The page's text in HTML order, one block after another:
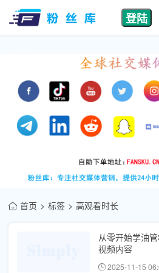
登陆
首页 标签 高观看时长
从零开始学油
视频内容
2025-11-15